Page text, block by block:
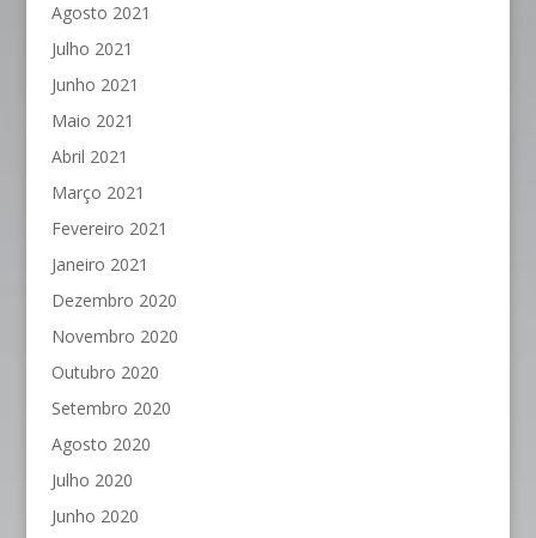
Agosto 2021
Julho 2021
Junho 2021
Maio 2021
Abril 2021
Março 2021
Fevereiro 2021
Janeiro 2021
Dezembro 2020
Novembro 2020
Outubro 2020
Setembro 2020
Agosto 2020
Julho 2020
Junho 2020